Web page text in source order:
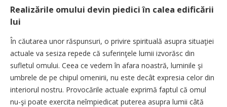
Realizările omului devin piedici în calea edificării
lui
În căutarea unor răspunsuri, o privire spirituală asupra situaţiei
actuale va sesiza repede că suferinţele lumii izvorăsc din
sufletul omului. Ceea ce vedem în afara noastră, luminile şi
umbrele de pe chipul omenirii, nu este decât expresia celor din
interiorul nostru. Provocările actuale exprimă faptul că omul
nu-şi poate exercita neîmpiedicat puterea asupra lumii câtă